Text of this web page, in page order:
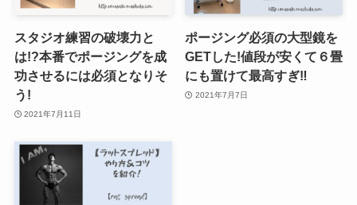
スタジオ練習の破壊力と
は!?本番でポージングを成
功させるには必須となりそ
う!
2021年7月11日
ポージング必須の大型鏡を
GETした!値段が安くて６畳
にも置けて最高すぎ‼︎
2021年7月7日